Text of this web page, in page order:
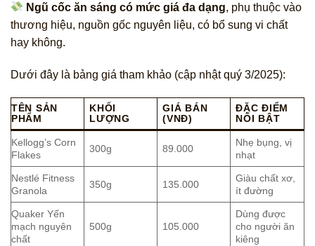
Ngũ cốc ăn sáng có mức giá đa dạng, phụ thuộc vào
thương hiệu, nguồn gốc nguyên liệu, có bổ sung vi chất
hay không.
Dưới đây là bảng giá tham khảo (cập nhật quý 3/2025):
TÊN SẢN
PHẨM
KHỐI
LƯỢNG
GIÁ BÁN
(VNĐ)
ĐẶC ĐIỂM
NỔI BẬT
Kellogg’s Corn
Flakes
300g 89.000
Nhẹ bụng, vị
nhạt
Nestlé Fitness
Granola
350g 135.000
Giàu chất xơ,
ít đường
Quaker Yến
mạch nguyên
chất
500g 105.000
Dùng được
cho người ăn
kiêng